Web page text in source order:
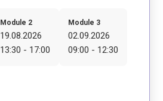
Module 2
19.08.2026
13:30 - 17:00
Module 3
02.09.2026
09:00 - 12:30